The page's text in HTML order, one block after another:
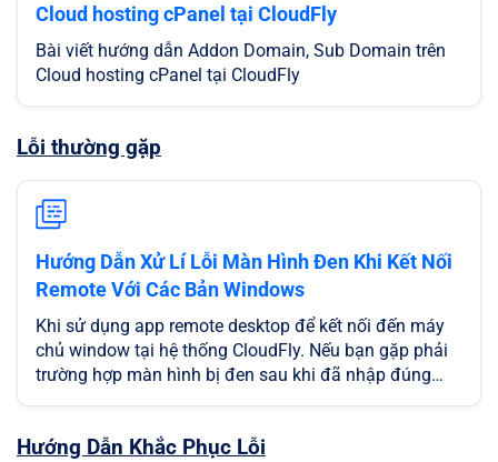
Cloud hosting cPanel tại CloudFly
Bài viết hướng dẫn Addon Domain, Sub Domain trên
Cloud hosting cPanel tại CloudFly
Lỗi thường gặp
Hướng Dẫn Xử Lí Lỗi Màn Hình Đen Khi Kết Nối
Remote Với Các Bản Windows
Khi sử dụng app remote desktop để kết nối đến máy
chủ window tại hệ thống CloudFly. Nếu bạn gặp phải
trường hợp màn hình bị đen sau khi đã nhập đúng
để sử dụng.
Hướng Dẫn Khắc Phục Lỗi